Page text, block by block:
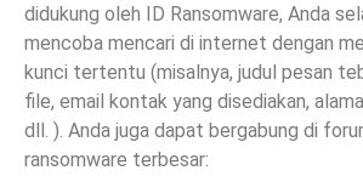
didukung oleh ID Ransomware, Anda
mencoba mencari di internet dengan
kunci tertentu (misalnya, judul pesan
file, email kontak yang disediakan,
dll. ). Anda juga dapat bergabung di
ransomware terbesar: